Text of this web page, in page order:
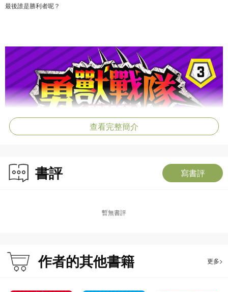
最後誰是勝利者呢？
查看完整簡介
書評 寫書評
暫無書評
作者的其他書籍 更多>